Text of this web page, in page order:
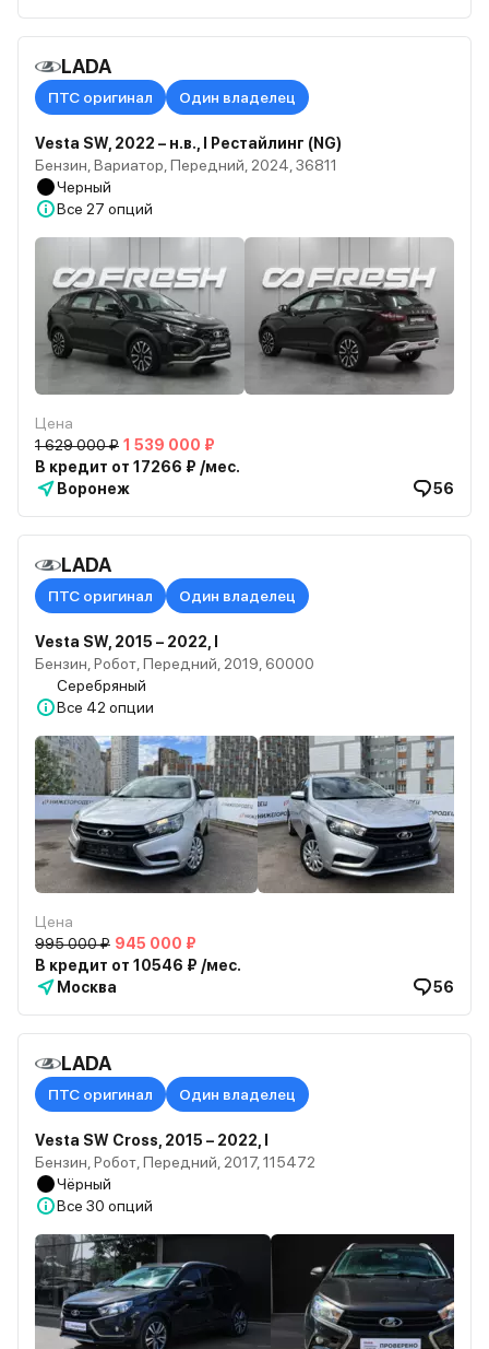
LADA
ПТС оригинал Один владелец
Vesta SW, 2022 – н.в., I Рестайлинг (NG)
Бензин, Вариатор, Передний, 2024, 36811
Черный
Все 27 опций
Цена
1 629 000 ₽ 1 539 000 ₽
В кредит от 17266 ₽ /мес.
Воронеж
56
LADA
ПТС оригинал Один владелец
Vesta SW, 2015 – 2022, I
Бензин, Робот, Передний, 2019, 60000
Серебряный
Все 42 опции
Цена
995 000 ₽ 945 000 ₽
В кредит от 10546 ₽ /мес.
Москва
56
LADA
ПТС оригинал Один владелец
Vesta SW Cross, 2015 – 2022, I
Бензин, Робот, Передний, 2017, 115472
Чёрный
Все 30 опций